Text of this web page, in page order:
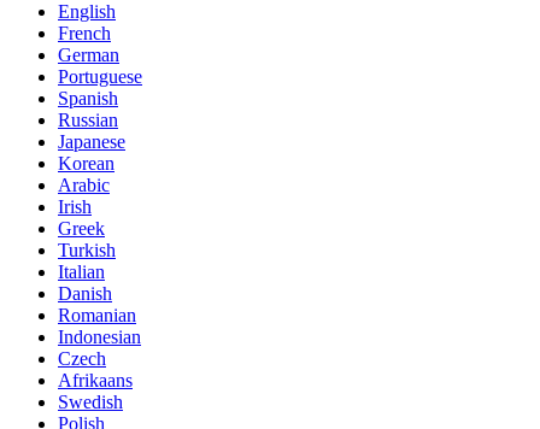
English
French
German
Portuguese
Spanish
Russian
Japanese
Korean
Arabic
Irish
Greek
Turkish
Italian
Danish
Romanian
Indonesian
Czech
Afrikaans
Swedish
Polish